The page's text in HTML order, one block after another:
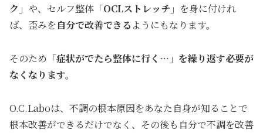
ク」 や、セルフ整体 「OCLストレッチ」 を身に付けれ
ば、歪みを自分で改善できる ようにもなります。
そのため 「症状がでたら整体に行く…」を繰り返す必要が
なくな ります。
O.C.Laboは、不調の根本原因をあなた自身が知ることで
根本改善ができるだけでなく、その後も自分で不調を改善